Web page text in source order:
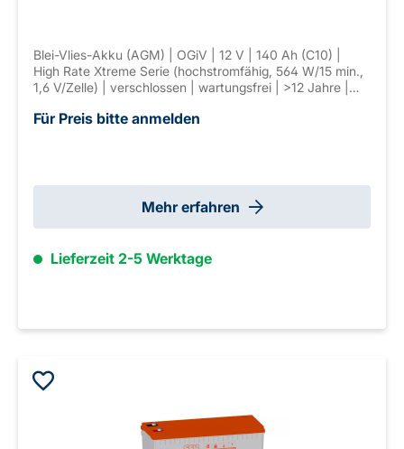
Blei-Vlies-Akku (AGM) | OGiV | 12 V | 140 Ah (C10) |
High Rate Xtreme Serie (hochstromfähig, 564 W/15 min.,
1,6 V/Zelle) | verschlossen | wartungsfrei | >12 Jahre |
41,5 kg
Für Preis bitte anmelden
Mehr erfahren
Lieferzeit 2-5 Werktage